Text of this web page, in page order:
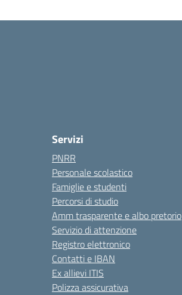
Servizi
PNRR
Personale scolastico
Famiglie e studenti
Percorsi di studio
Amm trasparente e albo pretorio
Servizio di attenzione
Registro elettronico
Contatti e IBAN
Ex allievi ITIS
Polizza assicurativa